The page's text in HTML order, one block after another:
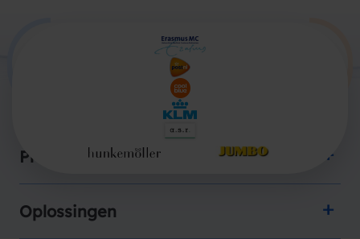
Producten
Oplossingen